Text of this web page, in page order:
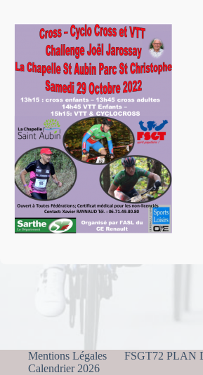
Mentions Légales
FSGT72 PLAN
Calendrier 2026